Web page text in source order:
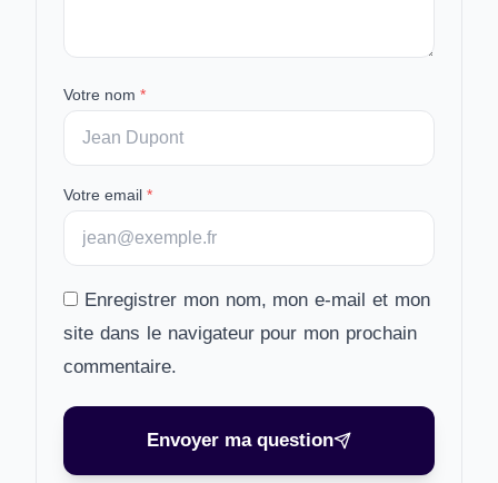
Votre nom *
Votre email *
Enregistrer mon nom, mon e-mail et mon
site dans le navigateur pour mon prochain
commentaire.
Envoyer ma question